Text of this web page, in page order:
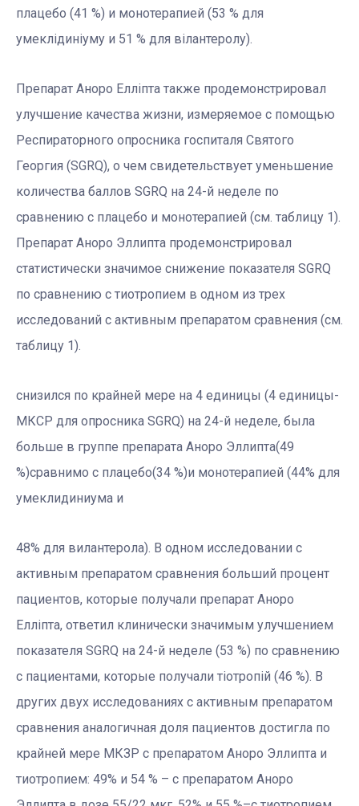
плацебо (41 %) и монотерапией (53 % для
умеклідиніуму и 51 % для вілантеролу).
Препарат Аноро Елліпта также продемонстрировал
улучшение качества жизни, измеряемое с помощью
Респираторного опросника госпиталя Святого
Георгия (SGRQ), о чем свидетельствует уменьшение
количества баллов SGRQ на 24-й неделе по
сравнению с плацебо и монотерапией (см. таблицу 1).
Препарат Аноро Эллипта продемонстрировал
статистически значимое снижение показателя SGRQ
по сравнению с тиотропием в одном из трех
исследований с активным препаратом сравнения (см.
таблицу 1).
снизился по крайней мере на 4 единицы (4 единицы-
МКСР для опросника SGRQ) на 24-й неделе, была
больше в группе препарата Аноро Эллипта(49
%)сравнимо с плацебо(34 %)и монотерапией (44% для
умеклидиниума и
48% для вилантерола). В одном исследовании с
активным препаратом сравнения больший процент
пациентов, которые получали препарат Аноро
Елліпта, ответил клинически значимым улучшением
показателя SGRQ на 24-й неделе (53 %) по сравнению
с пациентами, которые получали тіотропій (46 %). В
других двух исследованиях с активным препаратом
сравнения аналогичная доля пациентов достигла по
крайней мере МКЗР с препаратом Аноро Эллипта и
тиотропием: 49% и 54 % – с препаратом Аноро